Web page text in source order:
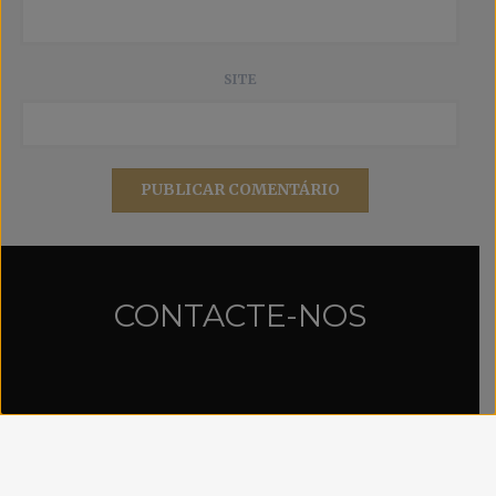
SITE
CONTACTE-NOS